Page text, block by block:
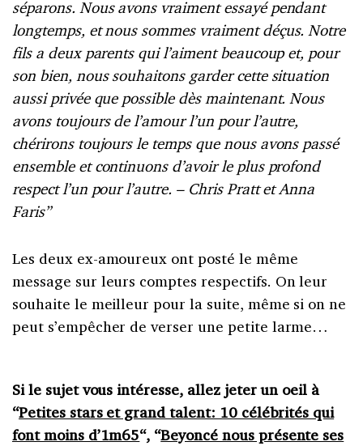
séparons. Nous avons vraiment essayé pendant
longtemps, et nous sommes vraiment déçus. Notre
fils a deux parents qui l’aiment beaucoup et, pour
son bien, nous souhaitons garder cette situation
aussi privée que possible dès maintenant. Nous
avons toujours de l’amour l’un pour l’autre,
chérirons toujours le temps que nous avons passé
ensemble et continuons d’avoir le plus profond
respect l’un pour l’autre. – Chris Pratt et Anna
Faris”
Les deux ex-amoureux ont posté le même
message sur leurs comptes respectifs. On leur
souhaite le meilleur pour la suite, même si on ne
peut s’empêcher de verser une petite larme…
Si le sujet vous intéresse, allez jeter un oeil à
“Petites stars et grand talent: 10 célébrités qui
font moins d’1m65“, “Beyoncé nous présente ses